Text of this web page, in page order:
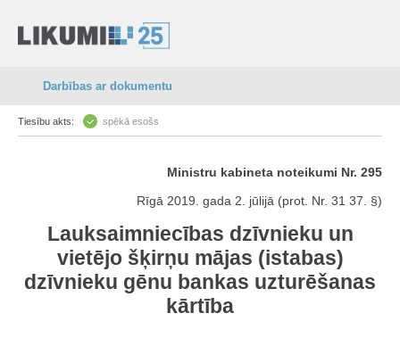
Darbības ar dokumentu
Tiesību akts: spēkā esošs
Ministru kabineta noteikumi Nr. 295
Rīgā 2019. gada 2. jūlijā (prot. Nr. 31 37. §)
Lauksaimniecības dzīvnieku un
vietējo šķirņu mājas (istabas)
dzīvnieku gēnu bankas uzturēšanas
kārtība